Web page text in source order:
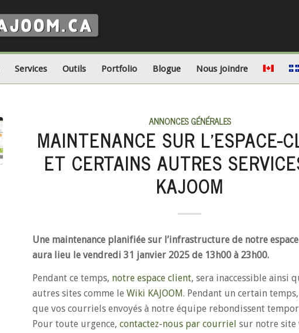
Services Outils Portfolio Blogue Nous joindre
ANNONCES GÉNÉRALES
MAINTENANCE SUR L’ESPACE-
ET CERTAINS AUTRES
KAJOOM
Une maintenance planifiée sur l’infrastructure de notre
aura lieu le vendredi 31 janvier 2025 de 13h00 à 23h00.
Pendant ce temps, notre espace client, sera inaccessible ainsi
autres sites comme le Wiki KAJOOM. Pendant un certain
que vos courriels envoyés à notre équipe rebondissent
Pour toute urgence, contactez-nous par courriel sur notre site